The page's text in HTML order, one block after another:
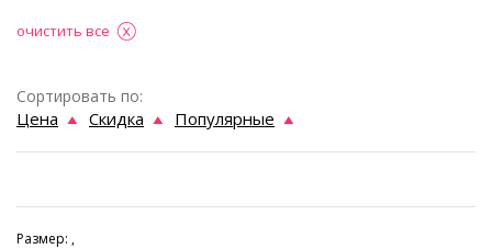
очистить все
Сортировать по:
Цена Скидка Популярные
Размер: ,